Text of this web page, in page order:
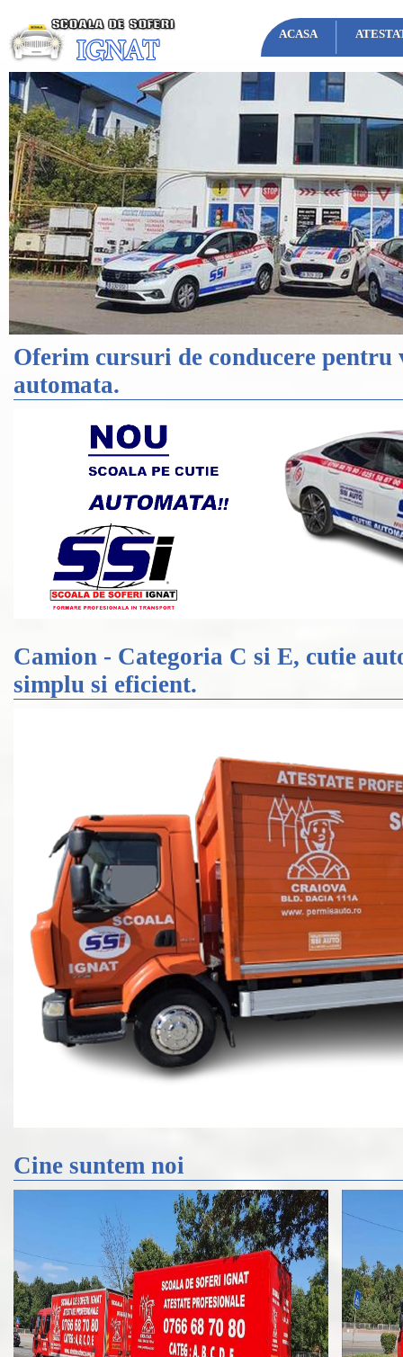
ACASA
Oferim cursuri de conducere pentru
automata.
Camion - Categoria C si E, cutie
simplu si eficient.
Cine suntem noi